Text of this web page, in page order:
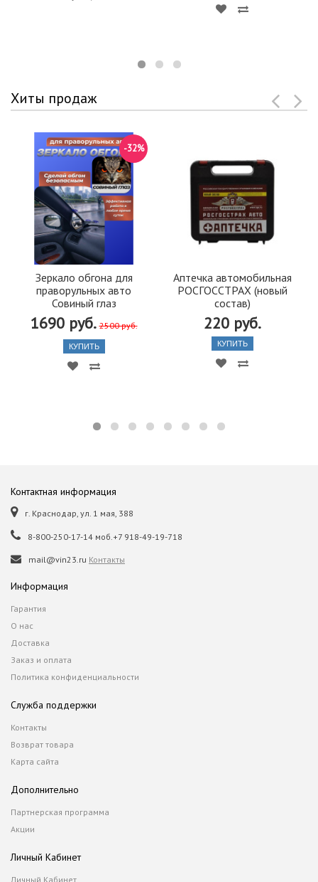
Хиты продаж
Зеркало обгона для
праворульных авто
Совиный глаз
1690 руб. 2500 руб.
-32%
КУПИТЬ
Аптечка автомобильная
РОСГОССТРАХ (новый
состав)
220 руб.
КУПИТЬ
Контактная информация
г. Краснодар, ул. 1 мая, 388
8-800-250-17-14 моб.+7 918-49-19-718
mail@vin23.ru Контакты
Информация
Гарантия
О нас
Доставка
Заказ и оплата
Политика конфиденциальности
Служба поддержки
Контакты
Возврат товара
Карта сайта
Дополнительно
Партнерская программа
Акции
Личный Кабинет
Личный Кабинет